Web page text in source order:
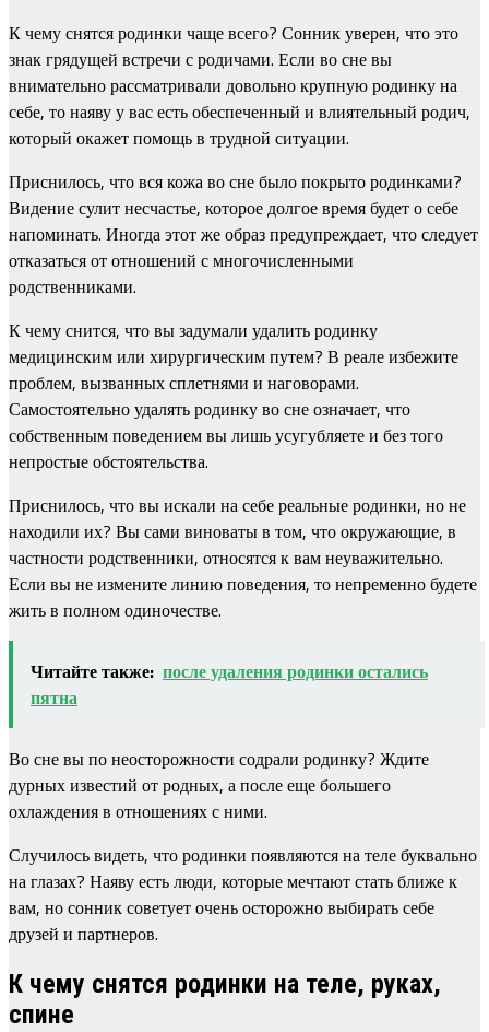
К чему снятся родинки чаще всего? Сонник уверен, что это
знак грядущей встречи с родичами. Если во сне вы
внимательно рассматривали довольно крупную родинку на
себе, то наяву у вас есть обеспеченный и влиятельный родич,
который окажет помощь в трудной ситуации.
Приснилось, что вся кожа во сне было покрыто родинками?
Видение сулит несчастье, которое долгое время будет о себе
напоминать. Иногда этот же образ предупреждает, что следует
отказаться от отношений с многочисленными
родственниками.
К чему снится, что вы задумали удалить родинку
медицинским или хирургическим путем? В реале избежите
проблем, вызванных сплетнями и наговорами.
Самостоятельно удалять родинку во сне означает, что
собственным поведением вы лишь усугубляете и без того
непростые обстоятельства.
Приснилось, что вы искали на себе реальные родинки, но не
находили их? Вы сами виноваты в том, что окружающие, в
частности родственники, относятся к вам неуважительно.
Если вы не измените линию поведения, то непременно будете
жить в полном одиночестве.
Читайте также: после удаления родинки остались
пятна
Во сне вы по неосторожности содрали родинку? Ждите
дурных известий от родных, а после еще большего
охлаждения в отношениях с ними.
Случилось видеть, что родинки появляются на теле буквально
на глазах? Наяву есть люди, которые мечтают стать ближе к
вам, но сонник советует очень осторожно выбирать себе
друзей и партнеров.
К чему снятся родинки на теле, руках,
спине